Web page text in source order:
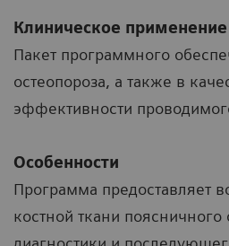
Клиническое применение
Пакет программного
остеопороза, а также в
эффективности
Особенности
Программа предоставляет
костной ткани